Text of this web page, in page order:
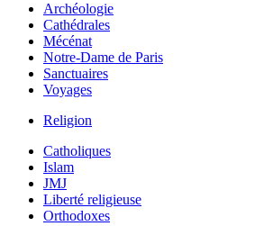
Archéologie
Cathédrales
Mécénat
Notre-Dame de Paris
Sanctuaires
Voyages
Religion
Catholiques
Islam
JMJ
Liberté religieuse
Orthodoxes